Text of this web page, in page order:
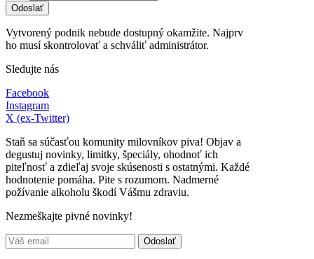
Odoslať
Vytvorený podnik nebude dostupný okamžite. Najprv
ho musí skontrolovať a schváliť administrátor.
Sledujte nás
Facebook
Instagram
X (ex-Twitter)
Staň sa súčasťou komunity milovníkov piva! Objav a
degustuj novinky, limitky, špeciály, ohodnoť ich
piteľnosť a zdieľaj svoje skúsenosti s ostatnými. Každé
hodnotenie pomáha. Pite s rozumom. Nadmerné
požívanie alkoholu škodí Vášmu zdraviu.
Nezmeškajte pivné novinky!